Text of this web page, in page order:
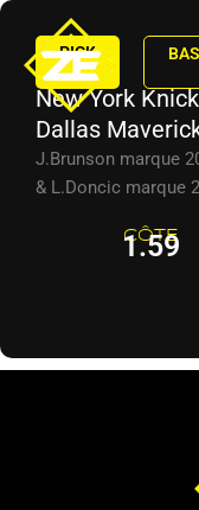
Aller
contenu
PICK
New York
Dallas
J.Brunson marque
& L.Doncic marque
CÔTE
1.59